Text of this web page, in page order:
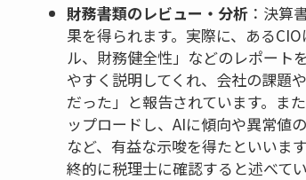
財務書類のレビュー・分析：決算
果を得られます。実際に、ある
ル、財務健全性」などのレポート
やすく説明してくれ、会社の課題
だった」と報告されています。ま
ップロードし、AIに傾向や異常値
など、有益な示唆を得たといいま
終的に税理士に確認すると述べてい